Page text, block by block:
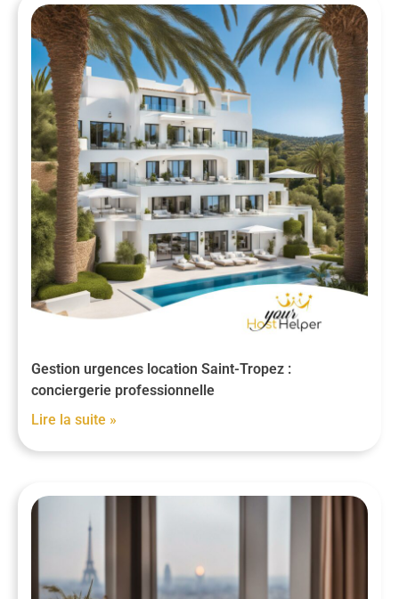
Gestion urgences location Saint-Tropez :
conciergerie professionnelle
Lire la suite »